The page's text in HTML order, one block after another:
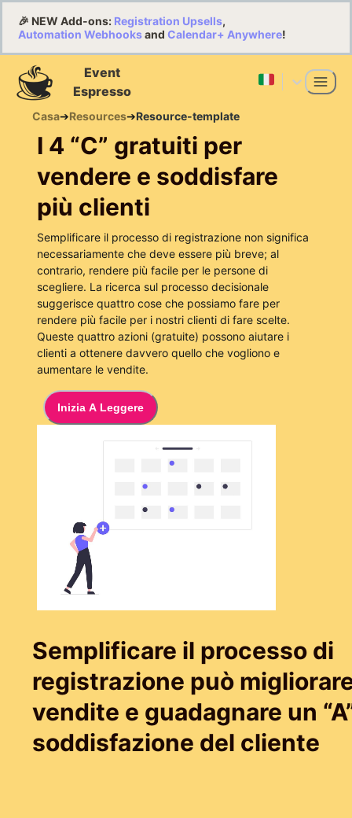
🎉 NEW Add-ons: Registration Upsells,
Automation Webhooksand Calendar+ Anywhere!
Event
Espresso
Casa➔Resources➔Resource-template
I 4 “C” gratuiti per
vendere e soddisfare
più clienti
Semplificare il processo di registrazione non significa
necessariamente che deve essere più breve; al
contrario, rendere più facile per le persone di
scegliere. La ricerca sul processo decisionale
suggerisce quattro cose che possiamo fare per
rendere più facile per i nostri clienti di fare scelte.
Queste quattro azioni (gratuite) possono aiutare i
clienti a ottenere davvero quello che vogliono e
aumentare le vendite.
Inizia A Leggere
Semplificare il processo di
registrazione può
vendite e guadagnare un
soddisfazione del cliente